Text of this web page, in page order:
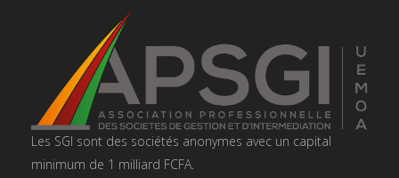
Les SGI sont des sociétés anonymes avec un capital
minimum de 1 milliard FCFA.